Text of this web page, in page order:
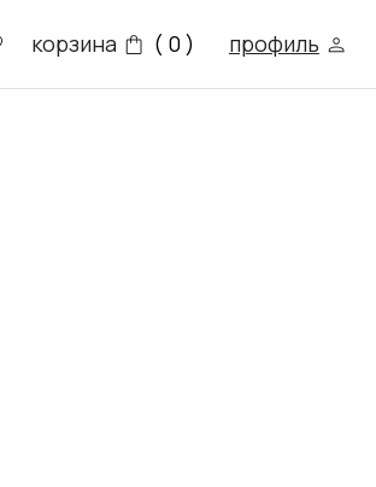
( 0 ) профиль